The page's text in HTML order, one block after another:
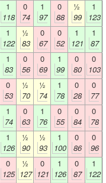
1
118
0
74
1
97
0
88
½
99
1
123
1
122
½
83
0
67
0
52
1
121
1
87
1
83
0
56
0
69
1
99
0
80
0
103
0
53
½
70
½
74
1
78
0
28
0
77
1
74
0
63
1
76
0
55
0
84
0
78
1
126
½
90
½
93
1
100
0
86
0
96
0
125
½
127
0
121
1
126
0
87
1
122